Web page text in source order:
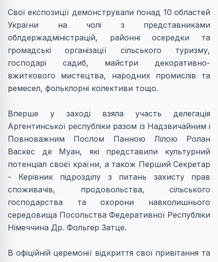
Свої експозиції демонстрували понад 10 областей
України на чолі з представниками
облдержадміністрацій, районні осередки та
громадські організації сільського туризму,
господарі садиб, майстри декоративно-
вжиткового мистецтва, народних промислів та
ремесел, фольклорні колективи тощо.
Вперше у заході взяла участь делегація
Аргентинської республіки разом із Надзвичайним і
Повноважним Послом Панною Лілою Ролан
Васкес де Муан, які представили культурний
потенціал своєї країни, а також Перший Секретар
- Керівник підрозділу з питань захисту прав
споживачів, продовольства, сільського
господарства та охорони навколишнього
середовища Посольства Федеративної Республіки
Німеччина Др. Фольгер Затце.
В офіційній церемонії відкриття свої привітання та